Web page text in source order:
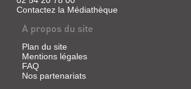
DES
PANCKOUCKE...
Sans
exemplaire
Gilis,
exemplaire
Bouffault,
Colette
Groupe
d'études
Contactez la Médiathèque
A propos du site
Plan du site
Mentions légales
FAQ
Nos partenariats